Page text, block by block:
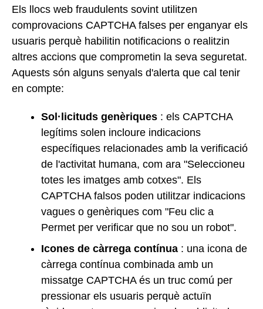
Els llocs web fraudulents sovint utilitzen
comprovacions CAPTCHA falses per enganyar els
usuaris perquè habilitin notificacions o realitzin
altres accions que comprometin la seva seguretat.
Aquests són alguns senyals d'alerta que cal tenir
en compte:
Sol·licituds genèriques : els CAPTCHA
legítims solen incloure indicacions
específiques relacionades amb la verificació
de l'activitat humana, com ara "Seleccioneu
totes les imatges amb cotxes". Els
CAPTCHA falsos poden utilitzar indicacions
vagues o genèriques com "Feu clic a
Permet per verificar que no sou un robot".
Icones de càrrega contínua : una icona de
càrrega contínua combinada amb un
missatge CAPTCHA és un truc comú per
pressionar els usuaris perquè actuïn